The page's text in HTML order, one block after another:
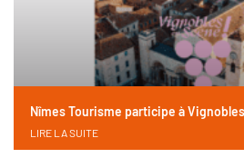
Nîmes Tourisme participe à
LIRE LA SUITE